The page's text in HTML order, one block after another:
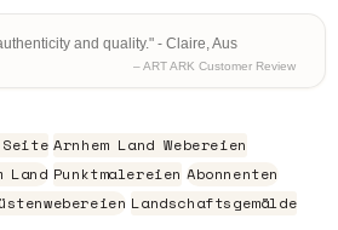
and quality." - Claire, Aus
– ART ARK Customer Review
Arnhem Land Webereien
Land Punktmalereien Abonnenten
Landschaftsgemälde